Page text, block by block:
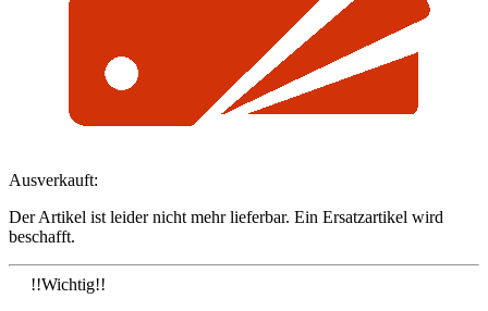
Ausverkauft:
Der Artikel ist leider nicht mehr lieferbar. Ein Ersatzartikel wird
beschafft.
!!Wichtig!!